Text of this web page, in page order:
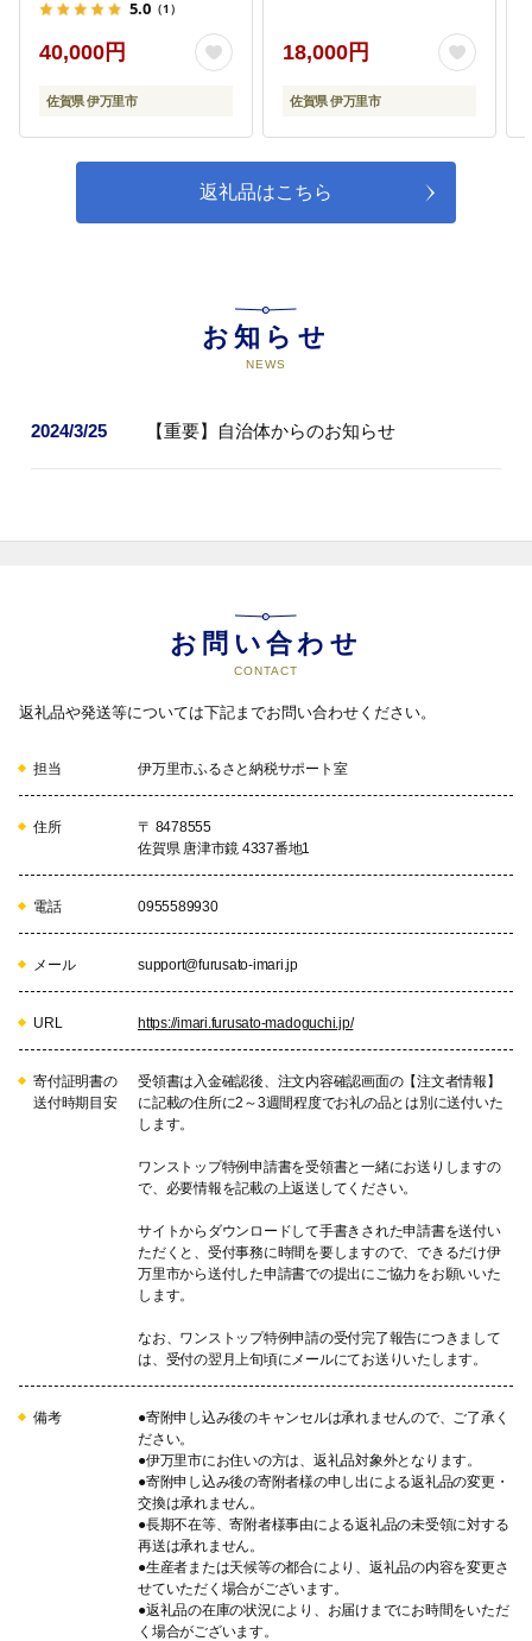
5.0 （1）
40,000円
佐賀県 伊万里市
18,000円
佐賀県 伊万里市
返礼品はこちら
お知らせ
NEWS
2024/3/25 【重要】自治体からのお知らせ
お問い合わせ
CONTACT
返礼品や発送等については下記までお問い合わせください。
担当 伊万里市ふるさと納税サポート室
住所
〒 8478555
佐賀県 唐津市鏡 4337番地1
電話 0955589930
メール support@furusato-imari.jp
URL https://imari.furusato-madoguchi.jp/
寄付証明書の
送付時期目安
受領書は入金確認後、注文内容確認画面の【注文者情報】
に記載の住所に2～3週間程度でお礼の品とは別に送付いた
します。
ワンストップ特例申請書を受領書と一緒にお送りしますの
で、必要情報を記載の上返送してください。
サイトからダウンロードして手書きされた申請書を送付い
ただくと、受付事務に時間を要しますので、できるだけ伊
万里市から送付した申請書での提出にご協力をお願いいた
します。
なお、ワンストップ特例申請の受付完了報告につきまして
は、受付の翌月上旬頃にメールにてお送りいたします。
備考
●寄附申し込み後のキャンセルは承れませんので、ご了承く
ださい。
●伊万里市にお住いの方は、返礼品対象外となります。
●寄附申し込み後の寄附者様の申し出による返礼品の変更・
交換は承れません。
●長期不在等、寄附者様事由による返礼品の未受領に対する
再送は承れません。
●生産者または天候等の都合により、返礼品の内容を変更さ
せていただく場合がございます。
●返礼品の在庫の状況により、お届けまでにお時間をいただ
く場合がございます。